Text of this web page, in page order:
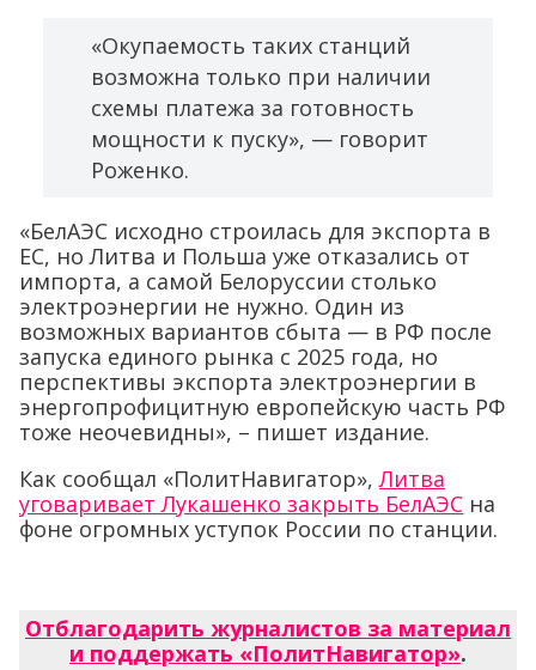
«Окупаемость таких станций
возможна только при наличии
схемы платежа за готовность
мощности к пуску», — говорит
Роженко.
«БелАЭС исходно строилась для экспорта в
ЕС, но Литва и Польша уже отказались от
импорта, а самой Белоруссии столько
электроэнергии не нужно. Один из
возможных вариантов сбыта — в РФ после
запуска единого рынка с 2025 года, но
перспективы экспорта электроэнергии в
энергопрофицитную европейскую часть РФ
тоже неочевидны», – пишет издание.
Как сообщал «ПолитНавигатор»,Литва
уговаривает Лукашенко закрыть БелАЭС на
фоне огромных уступок России по станции.
Отблагодарить журналистов за материал
и поддержать «ПолитНавигатор».